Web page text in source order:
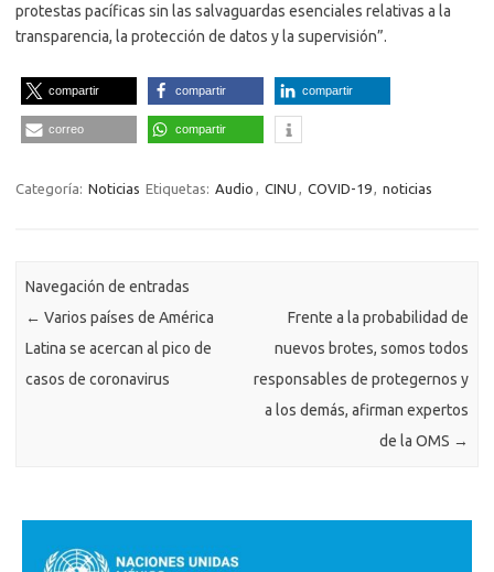
protestas pacíficas sin las salvaguardas esenciales relativas a la
transparencia, la protección de datos y la supervisión”.
compartir compartir compartir
correo compartir
Categoría: Noticias Etiquetas: Audio , CINU , COVID-19, noticias
Navegación de entradas
← Varios países de América
Latina se acercan al pico de
casos de coronavirus
Frente a la probabilidad de
nuevos brotes, somos todos
responsables de protegernos y
a los demás, afirman expertos
de la OMS →